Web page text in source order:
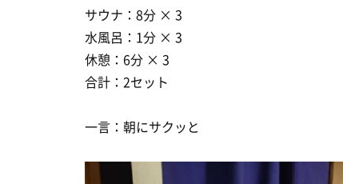
サウナ：8分 × 3
水風呂：1分 × 3
休憩：6分 × 3
合計：2セット
一言：朝にサクッと